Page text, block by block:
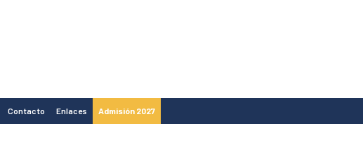
Contacto Enlaces Admisión 2027